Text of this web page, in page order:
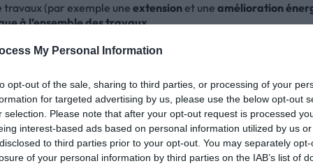
My Personal Information
opt-out of the sale, sharing to third parties, or processing of your
for targeted advertising by us, please use the below opt-out
selection. Please note that after your opt-out request is processed
interest-based ads based on personal information utilized by us
to third parties prior to your opt-out. You may separately
of your personal information by third parties on the IAB’s list of
(par exemple une extensionet une amélioration
à l’ensemble des travaux.
ce point n’est pas anticipé dès la conception du projet.
des devis, il n’est plus nécessaire d’avoir une
sur le devis ou la facture, que vous signez.